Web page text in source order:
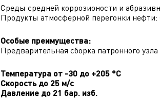
Среды средней коррозионости и
Продукты атмосферной перегонки
Особые преимущества:
Предварительная сборка патронного
Температура от -30 до +205 °C
Скорость до 25 м/с
Давление до 21 бар. изб.